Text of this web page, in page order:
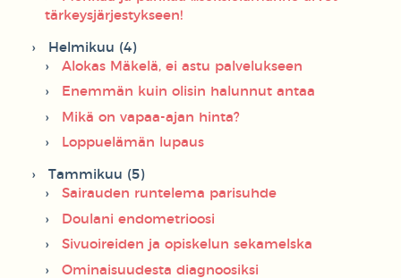
tärkeysjärjestykseen!
Helmikuu (4)
Alokas Mäkelä, ei astu palvelukseen
Enemmän kuin olisin halunnut antaa
Mikä on vapaa-ajan hinta?
Loppuelämän lupaus
Tammikuu (5)
Sairauden runtelema parisuhde
Doulani endometrioosi
Sivuoireiden ja opiskelun sekamelska
Ominaisuudesta diagnoosiksi